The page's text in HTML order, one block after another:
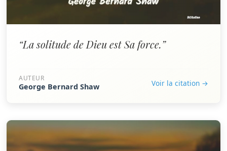
“La solitude de Dieu est Sa force.”
AUTEUR
George Bernard Shaw Voir la citation →